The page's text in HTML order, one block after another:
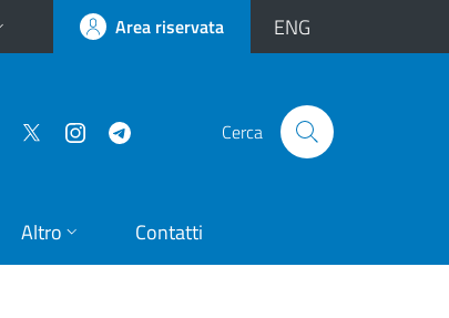
Area riservata ENG
Cerca
Altro Contatti